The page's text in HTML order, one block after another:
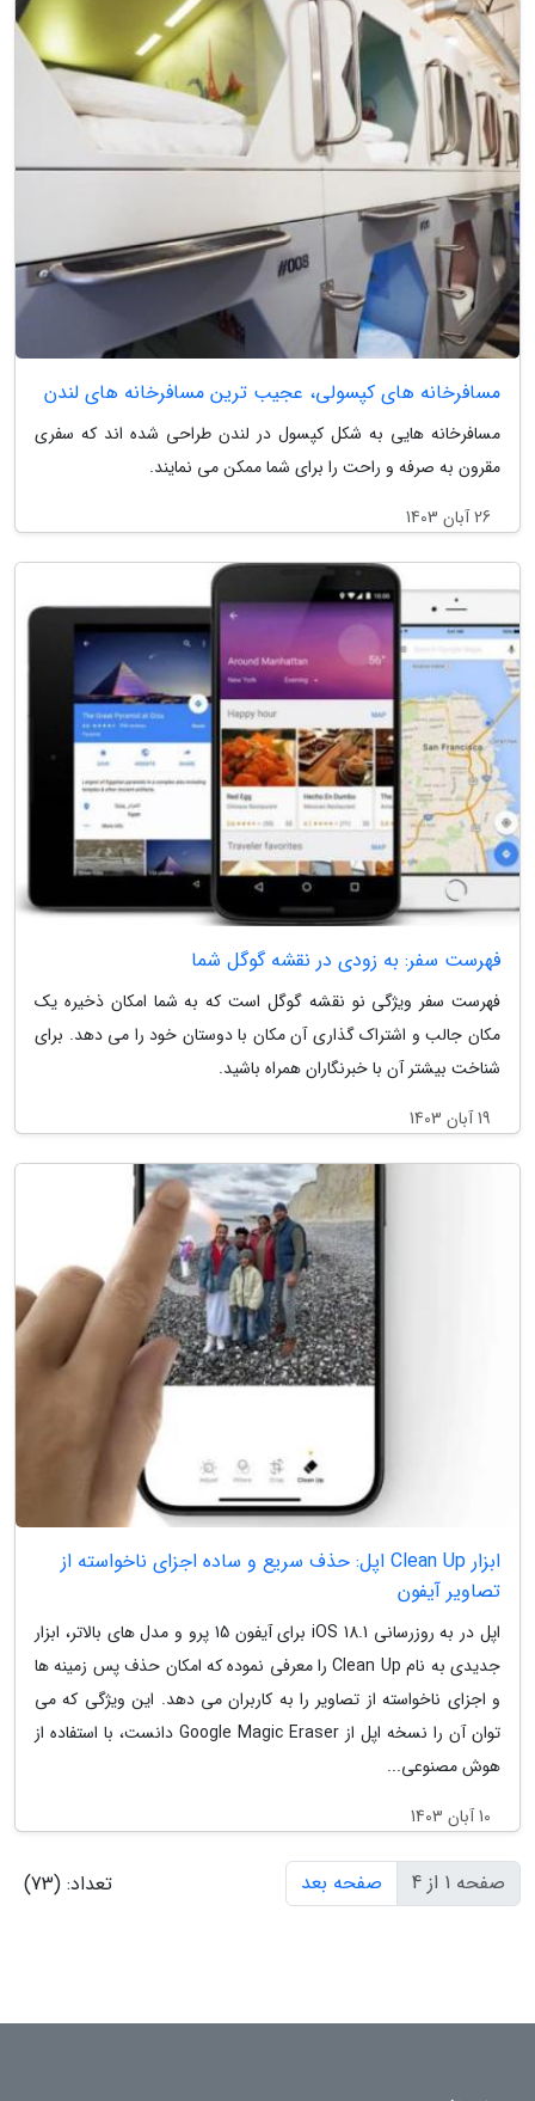
مسافرخانه های کپسولی، عجیب ترین مسافرخانه های لندن
مسافرخانه هایی به شکل کپسول در لندن طراحی شده اند که سفری
مقرون به صرفه و راحت را برای شما ممکن می نمایند.
26 آبان 1403
فهرست سفر: به زودی در نقشه گوگل شما
فهرست سفر ویژگی نو نقشه گوگل است که به شما امکان ذخیره یک
مکان جالب و اشتراک گذاری آن مکان با دوستان خود را می دهد. برای
شناخت بیشتر آن با خبرنگاران همراه باشید.
19 آبان 1403
ابزار Clean Up اپل: حذف سریع و ساده اجزای ناخواسته از
تصاویر آیفون
اپل در به روزرسانی iOS 18.1 برای آیفون 15 پرو و مدل های بالاتر، ابزار
جدیدی به نام Clean Up را معرفی نموده که امکان حذف پس زمینه ها
و اجزای ناخواسته از تصاویر را به کاربران می دهد. این ویژگی که می
توان آن را نسخه اپل از Google Magic Eraser دانست، با استفاده از
هوش مصنوعی...
10 آبان 1403
صفحه 1 از 4 صفحه بعد تعداد: (73)